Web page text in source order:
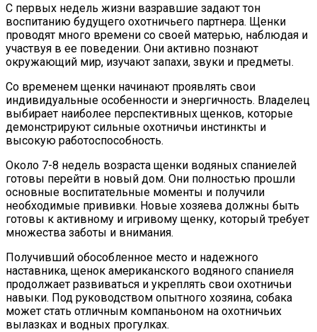
С первых недель жизни вазравшие задают тон
воспитанию будущего охотничьего партнера. Щенки
проводят много времени со своей матерью, наблюдая и
участвуя в ее поведении. Они активно познают
окружающий мир, изучают запахи, звуки и предметы.
Со временем щенки начинают проявлять свои
индивидуальные особенности и энергичность. Владелец
выбирает наиболее перспективных щенков, которые
демонстрируют сильные охотничьи инстинкты и
высокую работоспособность.
Около 7-8 недель возраста щенки водяных спаниелей
готовы перейти в новый дом. Они полностью прошли
основные воспитательные моменты и получили
необходимые прививки. Новые хозяева должны быть
готовы к активному и игривому щенку, который требует
множества заботы и внимания.
Получивший обособленное место и надежного
наставника, щенок американского водяного спаниеля
продолжает развиваться и укреплять свои охотничьи
навыки. Под руководством опытного хозяина, собака
может стать отличным компаньоном на охотничьих
вылазках и водных прогулках.